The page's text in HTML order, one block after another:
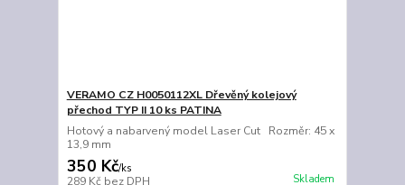
VERAMO CZ H0050112XL Dřevěný kolejový
přechod TYP II 10 ks PATINA
Hotový a nabarvený model Laser Cut Rozměr: 45 x
13,9 mm
350 Kč/ks
289 Kč bez DPH Skladem